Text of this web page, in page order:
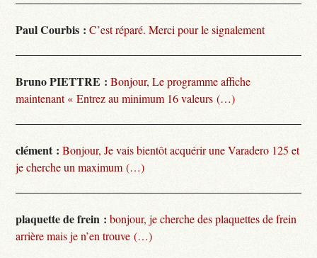
Paul Courbis : C’est réparé. Merci pour le signalement
Bruno PIETTRE : Bonjour, Le programme affiche
maintenant « Entrez au minimum 16 valeurs (…)
clément : Bonjour, Je vais bientôt acquérir une Varadero 125 et
je cherche un maximum (…)
plaquette de frein : bonjour, je cherche des plaquettes de frein
arrière mais je n’en trouve (…)